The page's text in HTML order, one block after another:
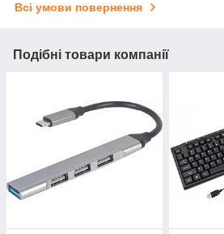
Всі умови повернення
Подібні товари компанії